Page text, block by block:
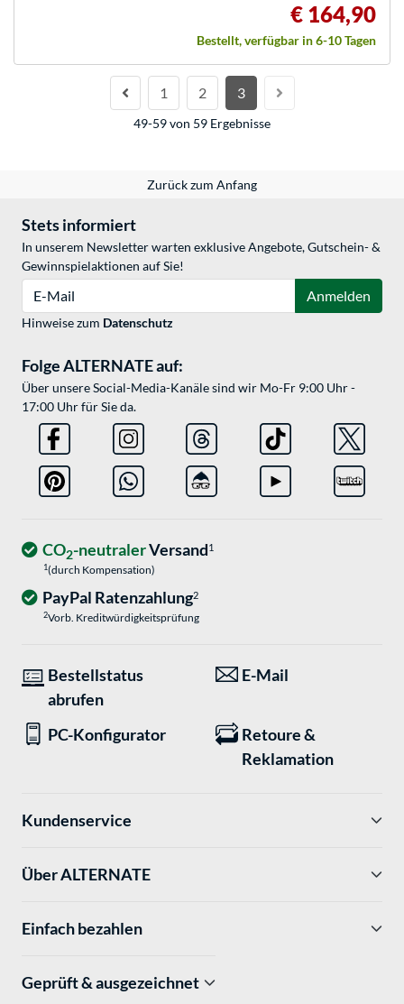
€ 164,90
Bestellt, verfügbar in 6-10 Tagen
1 2 3
49-59 von 59 Ergebnisse
Zurück zum Anfang
Stets informiert
In unserem Newsletter warten exklusive Angebote, Gutschein- &
Gewinnspielaktionen auf Sie!
Anmelden
Hinweise zum Datenschutz
Folge ALTERNATE auf:
Über unsere Social-Media-Kanäle sind wir Mo-Fr 9:00 Uhr -
17:00 Uhr für Sie da.
CO2-neutralerVersand1
1(durch Kompensation)
PayPal Ratenzahlung2
2Vorb. Kreditwürdigkeitsprüfung
Bestellstatus
abrufen
E-Mail
PC-Konfigurator
Retoure &
Reklamation
Kundenservice
Über ALTERNATE
Einfach bezahlen
Geprüft & ausgezeichnet